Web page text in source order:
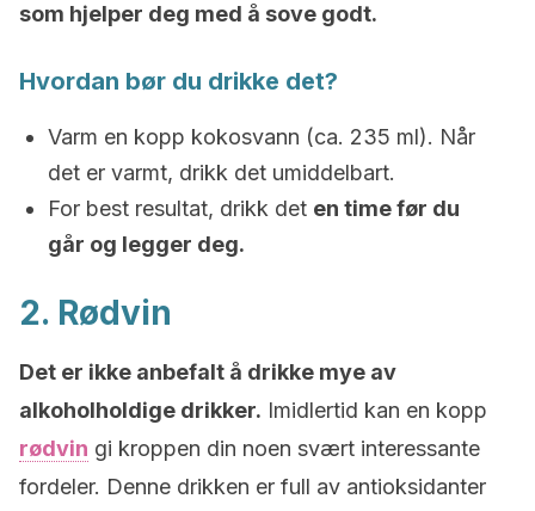
som hjelper deg med å sove godt.
Hvordan bør du drikke det?
Varm en kopp kokosvann (ca. 235 ml). Når
det er varmt, drikk det umiddelbart.
For best resultat, drikk det en time før du
går og legger deg.
2. Rødvin
Det er ikke anbefalt å drikke mye av
alkoholholdige drikker. Imidlertid kan en kopp
rødvin gi kroppen din noen svært interessante
fordeler. Denne drikken er full av antioksidanter